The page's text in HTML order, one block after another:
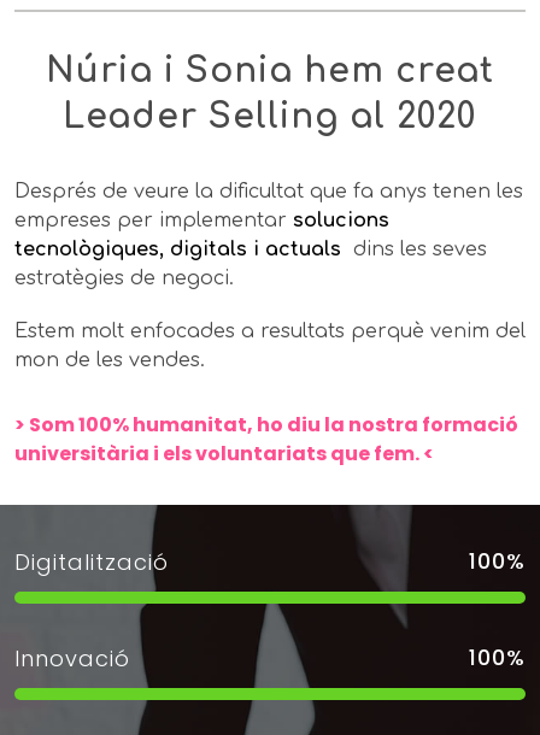
Núria i Sonia hem creat
Leader Selling al 2020
Després de veure la dificultat que fa anys tenen les
empreses per implementar solucions
tecnològiques, digitals i actuals dins les seves
estratègies de negoci.
Estem molt enfocades a resultats perquè venim del
mon de les vendes.
> Som 100% humanitat, ho diu la nostra formació
universitària i els voluntariats que fem. <
Digitalització 100%
Innovació 100%